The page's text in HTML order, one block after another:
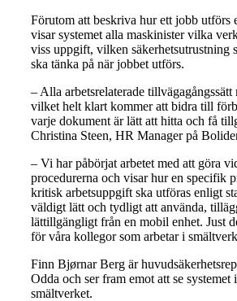
Förutom att beskriva hur ett jobb utförs
visar systemet alla maskinister vilka
viss uppgift, vilken säkerhetsutrustning
ska tänka på när jobbet utförs.
– Alla arbetsrelaterade tillvägagångssätt
vilket helt klart kommer att bidra till
varje dokument är lätt att hitta och få
Christina Steen, HR Manager på
– Vi har påbörjat arbetet med att göra
procedurerna och visar hur en specifik
kritisk arbetsuppgift ska utföras enligt
väldigt lätt och tydligt att använda,
lättillgängligt från en mobil enhet. Just
för våra kollegor som arbetar i
Finn Bjørnar Berg är
Odda och ser fram emot att se systemet
smältverket.